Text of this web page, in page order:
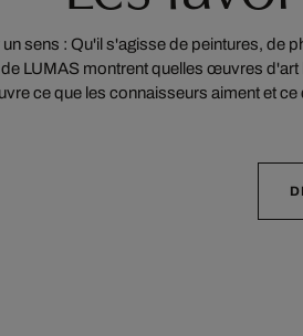
sens : Qu'il s'agisse de peintures,
LUMAS montrent quelles œuvres
ce que les connaisseurs aiment et